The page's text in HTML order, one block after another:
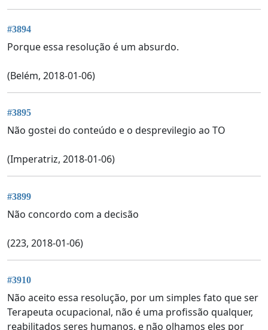
#3894
Porque essa resolução é um absurdo.
(Belém, 2018-01-06)
#3895
Não gostei do conteúdo e o desprevilegio ao TO
(Imperatriz, 2018-01-06)
#3899
Não concordo com a decisão
(223, 2018-01-06)
#3910
Não aceito essa resolução, por um simples fato que ser
Terapeuta ocupacional, não é uma profissão qualquer,
reabilitados seres humanos, e não olhamos eles por